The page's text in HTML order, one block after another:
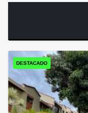
DESTACADO